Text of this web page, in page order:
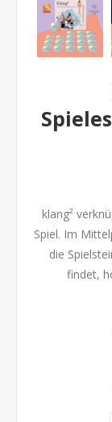
klang²
Spiel. Im
die
findet,